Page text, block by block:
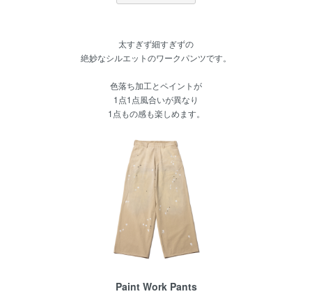
太すぎず細すぎずの
絶妙なシルエットのワークパンツです。
色落ち加工とペイントが
1点1点風合いが異なり
1点もの感も楽しめます。
Paint Work Pants